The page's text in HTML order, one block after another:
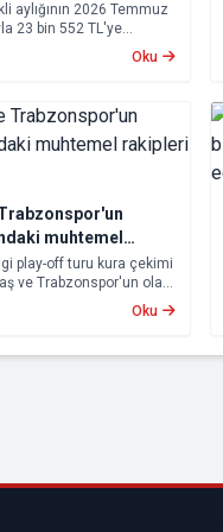
aylığının 2026 Temmuz
23 bin 552 TL'ye
oluşan maaş
2026 tarihinde
Oku
muhtemel
play-off turu kura çekimi
ve Trabzonspor'un olası
Avrupa kupalarında
Beşiktaş ve
karşı karşıya
Oku